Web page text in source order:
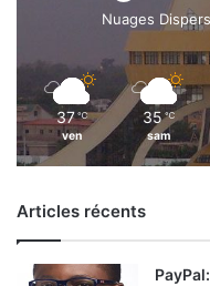
Nuages
37 ℃
ven
35 ℃
sam
Articles récents